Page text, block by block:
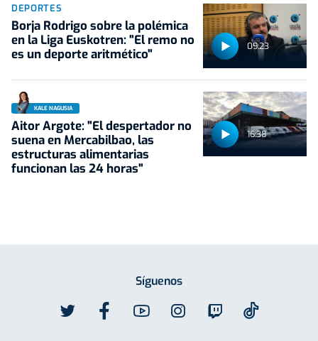
09:23
DEPORTES
Borja Rodrigo sobre la polémica
en la Liga Euskotren: "El remo no
es un deporte aritmético"
16:38
KALE NAGUSIA
Aitor Argote: "El despertador no
suena en Mercabilbao, las
estructuras alimentarias
funcionan las 24 horas"
Síguenos